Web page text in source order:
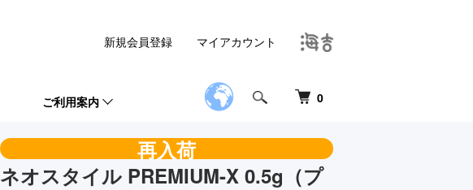
0
ご利用案内
新規会員登録 マイアカウント
再入荷
ネオスタイル PREMIUM-X 0.5g（プ